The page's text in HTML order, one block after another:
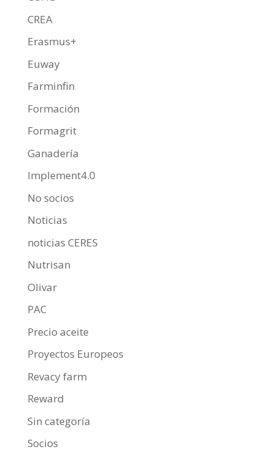
CREA
Erasmus+
Euway
Farminfin
Formación
Formagrit
Ganadería
Implement4.0
No socios
Noticias
noticias CERES
Nutrisan
Olivar
PAC
Precio aceite
Proyectos Europeos
Revacy farm
Reward
Sin categoría
Socios